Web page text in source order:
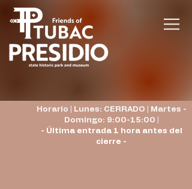
Horario | Lunes: CERRADO | Martes -
Domingo: 9:00-15:00 |
- Última entrada 1 hora antes del
cierre -